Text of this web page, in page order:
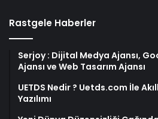
Rastgele Haberler
Serjoy : Dijital Medya Ajansı,
Ajansı ve Web Tasarım Ajansı
UETDS Nedir ? Uetds.com İle
Yazılımı